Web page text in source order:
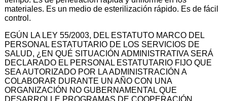
materiales. Es un medio de esterilización rápido. Es de fácil
control.
EGÚN LA LEY 55/2003, DEL ESTATUTO MARCO DEL
PERSONAL ESTATUTARIO DE LOS SERVICIOS DE
SALUD, ¿EN QUÉ SITUACIÓN ADMINISTRATIVA SERÁ
DECLARADO EL PERSONAL ESTATUTARIO FIJO QUE
SEA AUTORIZADO POR LA ADMINISTRACIÓN A
COLABORAR DURANTE UN AÑO CON UNA
ORGANIZACIÓN NO GUBERNAMENTAL QUE
DESARROLLE PROGRAMAS DE COOPERACIÓN